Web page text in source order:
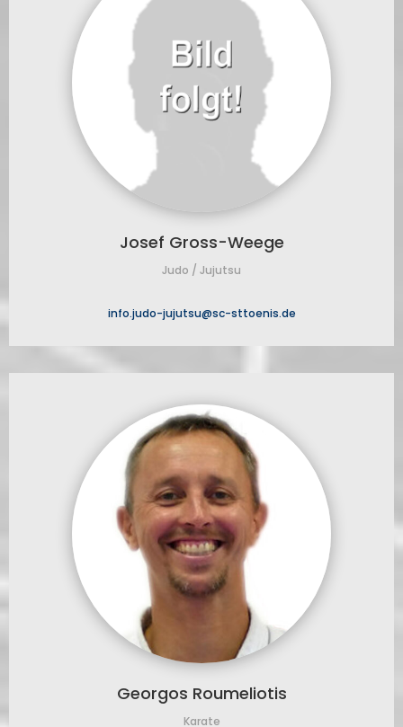
Josef Gross-Weege
Judo / Jujutsu
info.judo-jujutsu@sc-sttoenis.de
Georgos Roumeliotis
Karate